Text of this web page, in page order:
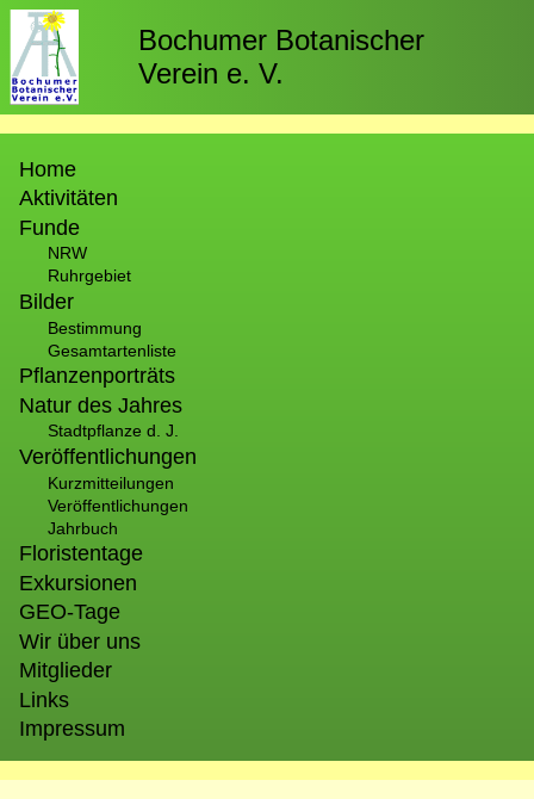
Direkt
zum
Inhalt
Bochumer Botanischer
Verein e. V.
Home
Aktivitäten
Funde
NRW
Ruhrgebiet
Bilder
Bestimmung
Gesamtartenliste
Pflanzenporträts
Natur des Jahres
Stadtpflanze d. J.
Veröffentlichungen
Kurzmitteilungen
Veröffentlichungen
Jahrbuch
Floristentage
Exkursionen
GEO-Tage
Wir über uns
Mitglieder
Links
Impressum